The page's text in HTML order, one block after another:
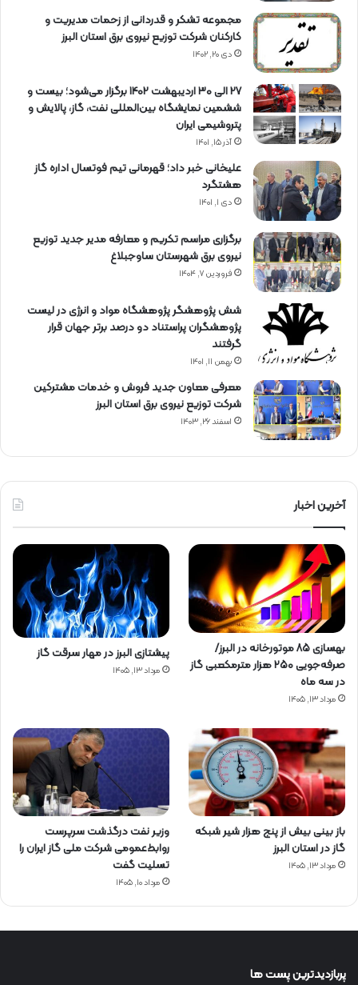
مجموعه تشکر و قدردانی از زحمات مدیریت و
کارکنان شرکت توزیع نیروی برق استان البرز
دی ۲۰, ۱۴۰۲
27 الی 30 اردیبهشت 1402 برگزار می‌شود؛ بیست و
ششمین نمایشگاه بین‌المللی نفت، گاز، پالایش و
پتروشیمی ایران
آذر ۱۵, ۱۴۰۱
علیخانی خبر داد؛ قهرمانی تیم فوتسال اداره گاز
هشتگرد
دی ۱, ۱۴۰۱
برگزاری مراسم تكریم و معارفه مدیر جدید توزیع
نیروی برق شهرستان ساوجبلاغ
فروردین ۷, ۱۴۰۴
شش پژوهشگر پژوهشگاه مواد و انرژی در لیست
پژوهشگران پراستناد دو درصد برتر جهان قرار
گرفتند
بهمن ۱۱, ۱۴۰۱
معرفی معاون جدید فروش و خدمات مشتركین
شركت توزیع نیروی برق استان البرز
اسفند ۲۶, ۱۴۰۳
آخرین اخبار
بهسازی ۸۵ موتورخانه در البرز/
صرفه‌جویی ۲۵۰ هزار مترمکعبی گاز
در سه ماه
مرداد ۱۳, ۱۴۰۵
پیشتازی البرز در مهار سرقت گاز
مرداد ۱۳, ۱۴۰۵
باز بینی بیش از پنج هزار شیر شبکه
گاز در استان البرز
مرداد ۱۳, ۱۴۰۵
وزیر نفت درگذشت سرپرست
روابط‌عمومی شرکت ملی گاز ایران را
تسلیت گفت
مرداد ۱۰, ۱۴۰۵
پربازدیدترین پست ها